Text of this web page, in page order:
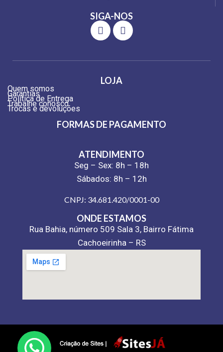
SIGA-NOS
LOJA
Quem somos
Garantias
Política de Entrega
Trabalhe conosco
Trocas e devoluções
FORMAS DE PAGAMENTO
ATENDIMENTO
Seg – Sex: 8h – 18h
Sábados: 8h – 12h
CNPJ: 34.681.420/0001-00
ONDE ESTAMOS
Rua Bahia, número 509 Sala 3, Bairro Fátima
Cachoeirinha – RS